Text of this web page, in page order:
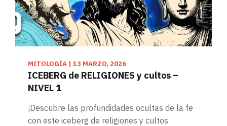
MITOLOGÍA | 13 MARZO, 2026
ICEBERG de RELIGIONES y cultos –
NIVEL 1
¡Descubre las profundidades ocultas de la fe
con este iceberg de religiones y cultos